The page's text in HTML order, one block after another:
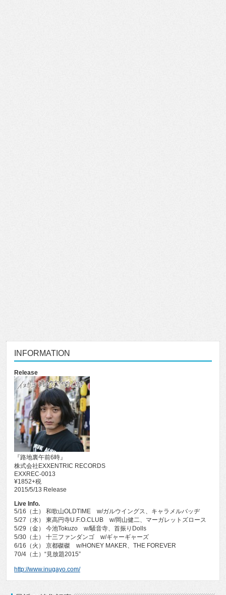
INFORMATION
Release
『路地裏午前6時』
株式会社EXXENTRIC RECORDS
EXXREC-0013
¥1852+税
2015/5/13 Release
Live Info.
5/16（土） 和歌山OLDTIME w/ガルウイングス、キャラメルバッヂ
5/27（水） 東高円寺U.F.O.CLUB w/岡山健二、マーガレットズロース
5/29（金） 今池Tokuzo w/騒音寺、首振りDolls
5/30（土） 十三ファンダンゴ w/ギャーギャーズ
6/16（火） 京都磔磔 w/HONEY MAKER、THE FOREVER
70/4（土）“見放題2015”
http://www.inugayo.com/